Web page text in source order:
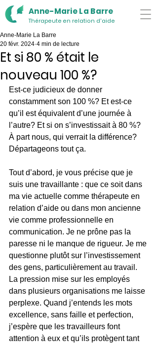
Anne-Marie La Barre
Thérapeute en relation d'aide
Et si 80 % était le
nouveau 100 %?
Anne-Marie La Barre
20 févr. 2024 4 min de lecture
Est-ce judicieux de donner
constamment son 100 %? Et est-ce
qu’il est équivalent d’une journée à
l’autre? Et si on s’investissait à 80 %?
À part nous, qui verrait la différence?
Départageons tout ça.
Tout d’abord, je vous précise que je
suis une travaillante : que ce soit dans
ma vie actuelle comme thérapeute en
relation d’aide ou dans mon ancienne
vie comme professionnelle en
communication. Je ne prône pas la
paresse ni le manque de rigueur. Je me
questionne plutôt sur l’investissement
des gens, particulièrement au travail.
La pression mise sur les employés
dans plusieurs organisations me laisse
perplexe. Quand j’entends les mots
excellence, sans faille et perfection,
j’espère que les travailleurs font
attention à eux et qu’ils protègent tant